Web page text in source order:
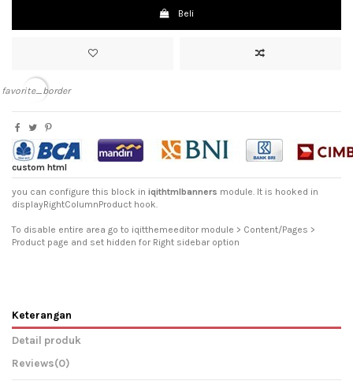
Beli
favorite_border
custom html
you can configure this block in iqithtmlbanners module. It is hooked in
displayRightColumnProduct hook.
To disable entire area go to iqitthemeeditor module > Content/Pages >
Product page and set hidden for Right sidebar option
Keterangan
Detail produk
Reviews(0)